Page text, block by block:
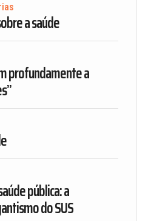
a saúde
profundamente a
pública: a
do SUS